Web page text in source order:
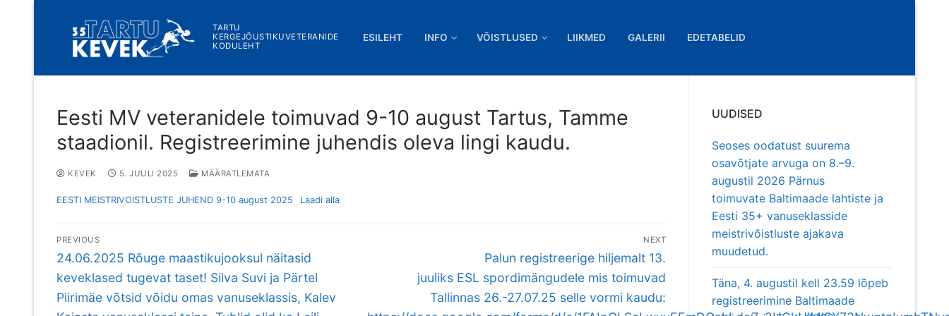
content
TARTU
KERGEJÕUSTIKUVETERANIDE
KODULEHT
ESILEHT INFO VÕISTLUSED LIIKMED GALERII EDETABELID
Eesti MV veteranidele toimuvad 9-10 august Tartus, Tamme
staadionil. Registreerimine juhendis oleva lingi kaudu.
KEVEK 5. JUULI 2025 MÄÄRATLEMATA
EESTI MEISTRIVOISTLUSTE JUHEND 9-10 august 2025 Laadi alla
Navigeerimine
PREVIOUS
Previous
post:
24.06.2025 Rõuge maastikujooksul näitasid
keveklased tugevat taset! Silva Suvi ja Pärtel
Piirimäe võtsid võidu omas vanuseklassis, Kalev
NEXT
Next
post:
Palun registreerige hiljemalt 13.
juuliks ESL spordimängudele mis toimuvad
Tallinnas 26.-27.07.25 selle vormi kaudu:
UUDISED
Seoses oodatust suurema
osavõtjate arvuga on 8.–9.
augustil 2026 Pärnus
toimuvate Baltimaade lahtiste ja
Eesti 35+ vanuseklasside
meistrivõistluste ajakava
muudetud.
Täna, 4. augustil kell 23.59 lõpeb
registreerimine Baltimaade